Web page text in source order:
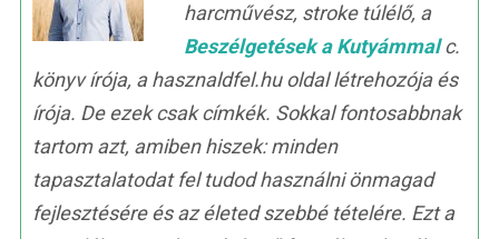
harcművész, stroke túlélő, a
Beszélgetések a Kutyámmalc.
könyv írója, a hasznaldfel.hu oldal létrehozója és
írója. De ezek csak címkék. Sokkal fontosabbnak
tartom azt, amiben hiszek: minden
tapasztalatodat fel tudod használni önmagad
fejlesztésére és az életed szebbé tételére. Ezt a